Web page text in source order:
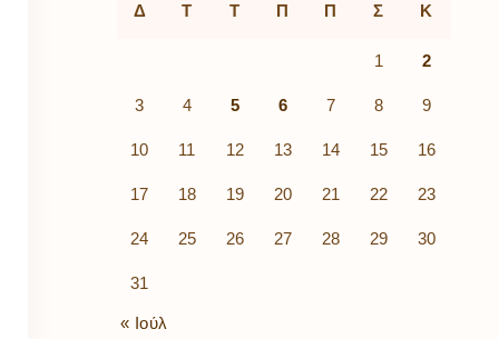
Δ Τ Τ Π Π Σ Κ
1 2
3 4 5 6 7 8 9
10 11 12 13 14 15 16
17 18 19 20 21 22 23
24 25 26 27 28 29 30
31
« Ιούλ